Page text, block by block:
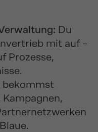
Du
mit auf –
Prozesse,
bekommst